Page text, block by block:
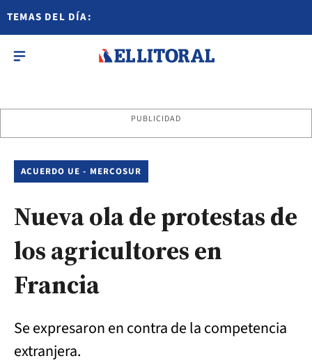
TEMAS DEL DÍA:
PUBLICIDAD
ACUERDO UE - MERCOSUR
Nueva ola de protestas de
los agricultores en
Francia
Se expresaron en contra de la competencia
extranjera.